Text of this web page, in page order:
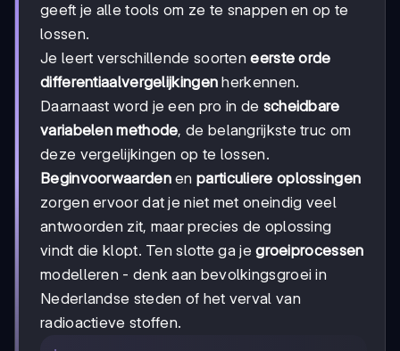
geeft je alle tools om ze te snappen en op te
lossen.
Je leert verschillende soorteneerste orde
differentiaalvergelijkingen herkennen.
Daarnaast word je een pro in de scheidbare
variabelen methode, de belangrijkste truc om
deze vergelijkingen op te lossen.
Beginvoorwaardenenparticuliere oplossingen
zorgen ervoor dat je niet met oneindig veel
antwoorden zit, maar precies de oplossing
vindt die klopt. Ten slotte ga jegroeiprocessen
modelleren - denk aan bevolkingsgroei in
Nederlandse steden of het verval van
radioactieve stoffen.